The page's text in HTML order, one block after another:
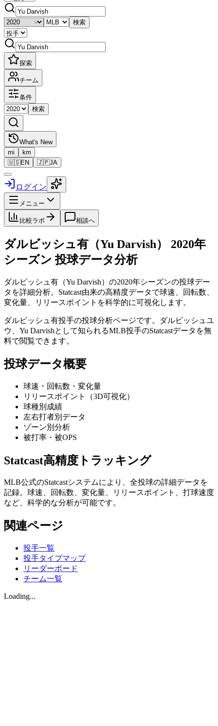
検索
探索
チーム
条件
検索
What's New
mi
km
🇺🇸EN 🇯🇵JA
ログイン
メニュー
比較ラボ 相談へ
ダルビッシュ有（Yu Darvish） 2020年
シーズン 投球データ分析
ダルビッシュ有（Yu Darvish） の2020年シーズンの投球デー
タを詳細分析。Statcast由来の高精度データで球速、回転数、
変化量、リリースポイントを科学的に可視化します。
ダルビッシュ有投手の投球分析ページです。
ダルビッシュユ
ウ、 Yu Darvishとして知られるMLB投手のStatcastデータを無
料で閲覧できます。
投球データ概要
球速・回転数・変化量
リリースポイント（3D可視化）
球種別成績
左右打者別データ
ゾーン別分析
被打率・被OPS
Statcast高精度トラッキング
MLB公式のStatcastシステムにより、全投球の詳細データを
記録。球速、回転数、変化量、リリースポイント、打球速度
など、科学的な分析が可能です。
関連ページ
投手一覧
投手タイプマップ
リーダーボード
チーム一覧
Loading...